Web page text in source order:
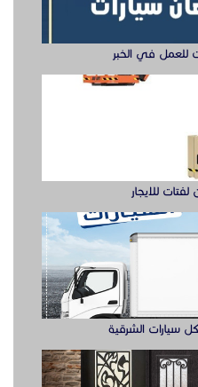
للعمل في الخبر
للايجار
سيارات الشرقية